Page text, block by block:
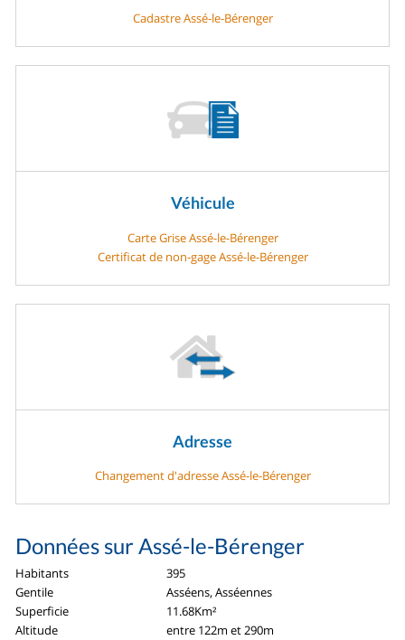
Cadastre Assé-le-Bérenger
Véhicule
Carte Grise Assé-le-Bérenger
Certificat de non-gage Assé-le-Bérenger
Adresse
Changement d'adresse Assé-le-Bérenger
Données sur Assé-le-Bérenger
Habitants
395
Gentile
Asséens, Asséennes
Superficie
11.68Km²
Altitude
entre 122m et 290m